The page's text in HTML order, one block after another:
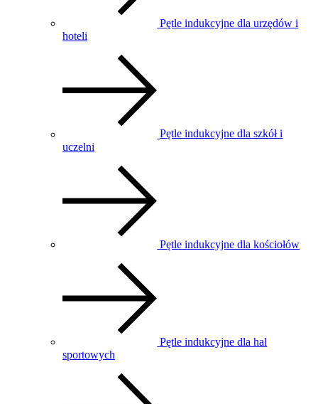
Pętle indukcyjne dla urzędów i
hoteli
Pętle indukcyjne dla szkół i
uczelni
Pętle indukcyjne dla kościołów
Pętle indukcyjne dla hal
sportowych